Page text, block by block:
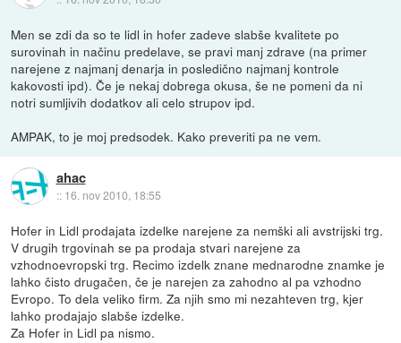
Men se zdi da so te lidl in hofer zadeve slabše kvalitete po
surovinah in načinu predelave, se pravi manj zdrave (na primer
narejene z najmanj denarja in posledično najmanj kontrole
kakovosti ipd). Če je nekaj dobrega okusa, še ne pomeni da ni
notri sumljivih dodatkov ali celo strupov ipd.
AMPAK, to je moj predsodek. Kako preveriti pa ne vem.
ahac
:: 16. nov 2010, 18:55
Hofer in Lidl prodajata izdelke narejene za nemški ali avstrijski trg.
V drugih trgovinah se pa prodaja stvari narejene za
vzhodnoevropski trg. Recimo izdelk znane mednarodne znamke je
lahko čisto drugačen, če je narejen za zahodno al pa vzhodno
Evropo. To dela veliko firm. Za njih smo mi nezahteven trg, kjer
lahko prodajajo slabše izdelke.
Za Hofer in Lidl pa nismo.